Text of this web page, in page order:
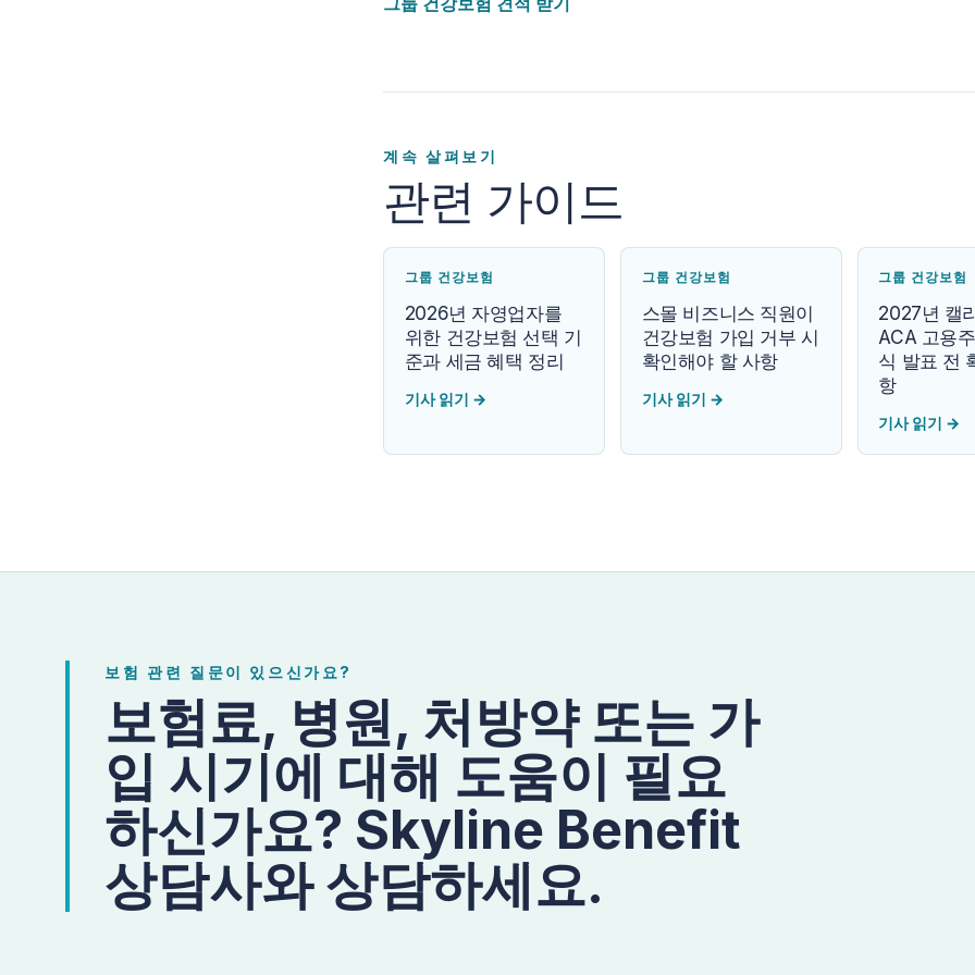
계속 살펴보기
관련 가이드
그룹 건강보험
2026년 자영업자를
위한 건강보험 선택 기
준과 세금 혜택 정리
기사 읽기 →
그룹 건강보험
스몰 비즈니스 직원이
건강보험 가입 거부 시
확인해야 할 사항
기사 읽기 →
그룹 건강보험
2027년 캘
ACA 고용
식 발표 전
항
기사 읽기 →
보험 관련 질문이 있으신가요?
보험료, 병원, 처방약 또는 가
입 시기에 대해 도움이 필요
하신가요? Skyline Benefit
상담사와 상담하세요.